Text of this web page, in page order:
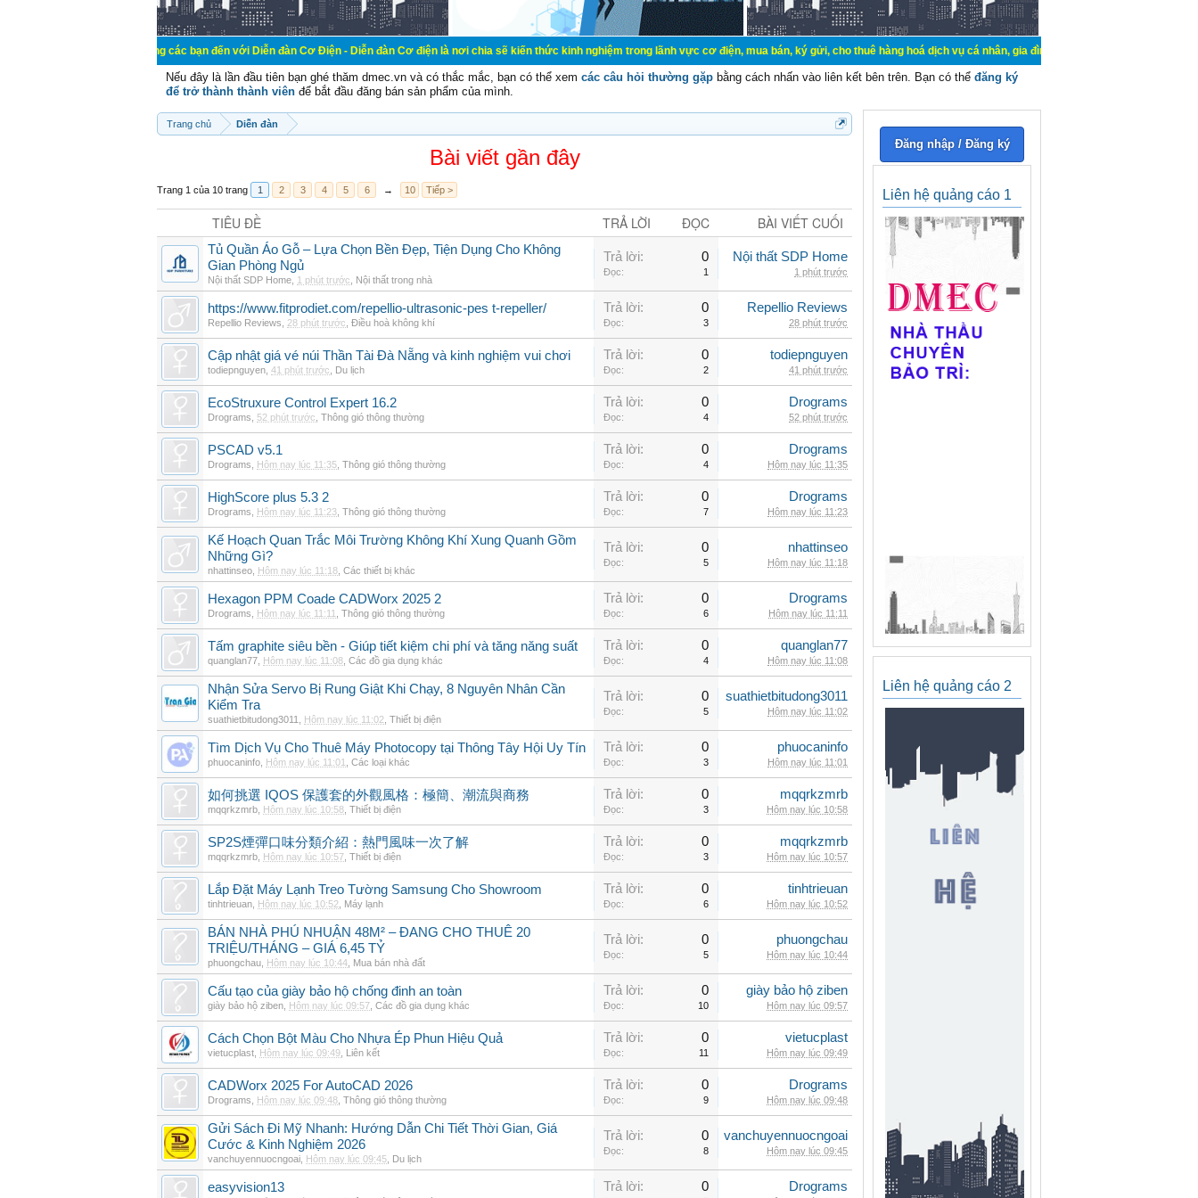
Chào mừng các bạn đến với Diễn đàn Cơ Điện - Diễn đàn Cơ điện là nơi chia sẽ kiến thức kinh nghiệm trong lãnh vực cơ điện, mua bán, ký gửi, cho thuê hàng hoá dịch vụ cá nhân, gia đình. Mua bán, ký gửi, cho thuê thiết bị
Nếu đây là lần đầu tiên bạn ghé thăm dmec.vn và có thắc mắc, bạn có thể xem các câu hỏi thường gặp bằng cách nhấn vào liên kết bên trên. Bạn có thể đăng ký
để trở thành thành viên để bắt đầu đăng bán sản phẩm của mình.
Trang chủ Diễn đàn
Bài viết gần đây
Trang 1 của 10 trang 1 2 3 4 5 6 → 10 Tiếp >
TIÊU ĐỀ TRẢ LỜI ĐỌC BÀI VIẾT CUỐI
Tủ Quần Áo Gỗ – Lựa Chọn Bền Đẹp, Tiện Dụng Cho Không
Gian Phòng Ngủ
Nội thất SDP Home 1 phút trước Nội thất trong nhà
Trả lời: 0
Đọc: 1
Nội thất SDP Home
1 phút trước
https://www.fitprodiet.com/repellio-ultrasonic-pes t-repeller/
Repellio Reviews 28 phút trước Điều hoà không khí
Trả lời: 0
Đọc: 3
Repellio Reviews
28 phút trước
Cập nhật giá vé núi Thần Tài Đà Nẵng và kinh nghiệm vui chơi
todiepnguyen 41 phút trước Du lịch
Trả lời: 0
Đọc: 2
todiepnguyen
41 phút trước
EcoStruxure Control Expert 16.2
Drograms 52 phút trước Thông gió thông thường
Trả lời: 0
Đọc: 4
Drograms
52 phút trước
PSCAD v5.1
Drograms Hôm nay lúc 11:35 Thông gió thông thường
Trả lời: 0
Đọc: 4
Drograms
Hôm nay lúc 11:35
HighScore plus 5.3 2
Drograms Hôm nay lúc 11:23 Thông gió thông thường
Trả lời: 0
Đọc: 7
Drograms
Hôm nay lúc 11:23
Kế Hoạch Quan Trắc Môi Trường Không Khí Xung Quanh Gồm
Những Gì?
nhattinseo Hôm nay lúc 11:18 Các thiết bị khác
Trả lời: 0
Đọc: 5
nhattinseo
Hôm nay lúc 11:18
Hexagon PPM Coade CADWorx 2025 2
Drograms Hôm nay lúc 11:11 Thông gió thông thường
Trả lời: 0
Đọc: 6
Drograms
Hôm nay lúc 11:11
Tấm graphite siêu bền - Giúp tiết kiệm chi phí và tăng năng suất
quanglan77 Hôm nay lúc 11:08 Các đồ gia dụng khác
Trả lời: 0
Đọc: 4
quanglan77
Hôm nay lúc 11:08
Nhận Sửa Servo Bị Rung Giật Khi Chạy, 8 Nguyên Nhân Cần
Kiểm Tra
suathietbitudong3011 Hôm nay lúc 11:02 Thiết bị điện
Trả lời: 0
Đọc: 5
suathietbitudong3011
Hôm nay lúc 11:02
Tìm Dịch Vụ Cho Thuê Máy Photocopy tại Thông Tây Hội Uy Tín
phuocaninfo Hôm nay lúc 11:01 Các loại khác
Trả lời: 0
Đọc: 3
phuocaninfo
Hôm nay lúc 11:01
如何挑選 IQOS 保護套的外觀風格：極簡、潮流與商務
mqqrkzmrb Hôm nay lúc 10:58 Thiết bị điện
Trả lời: 0
Đọc: 3
mqqrkzmrb
Hôm nay lúc 10:58
SP2S煙彈口味分類介紹：熱門風味一次了解
mqqrkzmrb Hôm nay lúc 10:57 Thiết bị điện
Trả lời: 0
Đọc: 3
mqqrkzmrb
Hôm nay lúc 10:57
Lắp Đặt Máy Lạnh Treo Tường Samsung Cho Showroom
tinhtrieuan Hôm nay lúc 10:52 Máy lạnh
Trả lời: 0
Đọc: 6
tinhtrieuan
Hôm nay lúc 10:52
BÁN NHÀ PHÚ NHUẬN 48M² – ĐANG CHO THUÊ 20
TRIỆU/THÁNG – GIÁ 6,45 TỶ
phuongchau Hôm nay lúc 10:44 Mua bán nhà đất
Trả lời: 0
Đọc: 5
phuongchau
Hôm nay lúc 10:44
Cấu tạo của giày bảo hộ chống đinh an toàn
giày bảo hộ ziben Hôm nay lúc 09:57 Các đồ gia dụng khác
Trả lời: 0
Đọc: 10
giày bảo hộ ziben
Hôm nay lúc 09:57
Cách Chọn Bột Màu Cho Nhựa Ép Phun Hiệu Quả
vietucplast Hôm nay lúc 09:49 Liên kết
Trả lời: 0
Đọc: 11
vietucplast
Hôm nay lúc 09:49
CADWorx 2025 For AutoCAD 2026
Drograms Hôm nay lúc 09:48 Thông gió thông thường
Trả lời: 0
Đọc: 9
Drograms
Hôm nay lúc 09:48
Gửi Sách Đi Mỹ Nhanh: Hướng Dẫn Chi Tiết Thời Gian, Giá
Cước & Kinh Nghiệm 2026
vanchuyennuocngoai Hôm nay lúc 09:45 Du lịch
Trả lời: 0
Đọc: 8
vanchuyennuocngoai
Hôm nay lúc 09:45
easyvision13 Trả lời: 0 Drograms
Đăng nhập / Đăng ký
Liên hệ quảng cáo 1
Liên hệ quảng cáo 2